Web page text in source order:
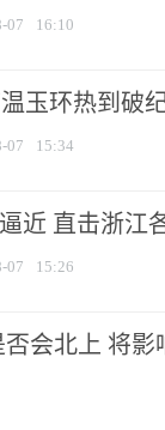
07 16:10
玉环热到破
07 15:34
近 直击浙江
07 15:26
会北上 将影